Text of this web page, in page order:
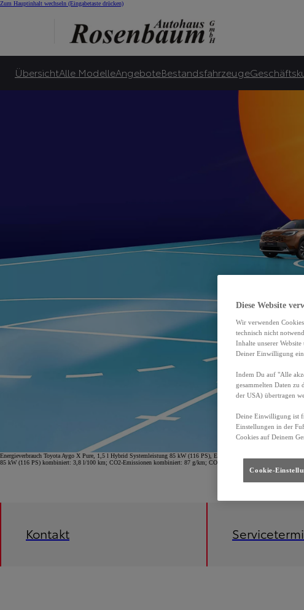
Zum Hauptinhalt wechseln (Eingabetaste drücken)
ÜbersichtAlle ModelleAngeboteBestandsfahrzeuge
Viele Toyota Hybrid-Leasingangebote für Privatkunden ab 145 €¹⁰ monatlicher Leasingrate.
Energieverbrauch Toyota Aygo X Pure, 1,5 l Hybrid Systemleistung 85 kW (116 PS), Energieverbrauch (kombiniert)
85 kW (116 PS) kombiniert: 3,8 l/100 km; CO2-Emissionen kombiniert: 87 g/km; CO2-Klasse B.
Kontakt
Diese Website
Wir verwenden
technisch nicht
Inhalte unserer
Deiner Einwilligung ein.
Indem Du auf "Alle
gesammelten Daten zu
der USA) übertragen
Deine Einwilligung ist
Einstellungen in der
Cookies auf Deinem
Cookie-